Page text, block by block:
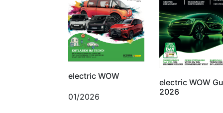
electric WOW
01/2026
electric WOW
2026